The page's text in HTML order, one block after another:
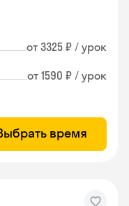
от 3325 ₽ / урок
от 1590 ₽ / урок
время